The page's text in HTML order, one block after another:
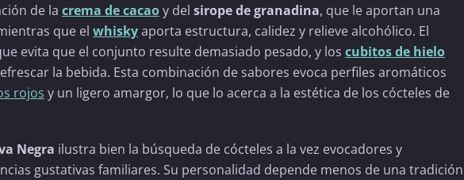
de la crema de cacaoy del sirope de granadina, que le aportan una
que el whiskyaporta estructura, calidez y relieve alcohólico. El
evita que el conjunto resulte demasiado pesado, y los cubitos de hielo
la bebida. Esta combinación de sabores evoca perfiles aromáticos
rojos y un ligero amargor, lo que lo acerca a la estética de los cócteles de
Negra ilustra bien la búsqueda de cócteles a la vez evocadores y
gustativas familiares. Su personalidad depende menos de una tradición